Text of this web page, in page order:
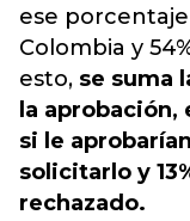
ese
Colombia y
esto, se suma
la aprobación,
si le
solicitarlo y
rechazado.